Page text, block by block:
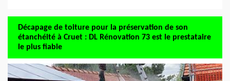
Décapage de toiture pour la préservation de son
étanchéité à Cruet : DL Rénovation 73 est le prestataire
le plus fiable